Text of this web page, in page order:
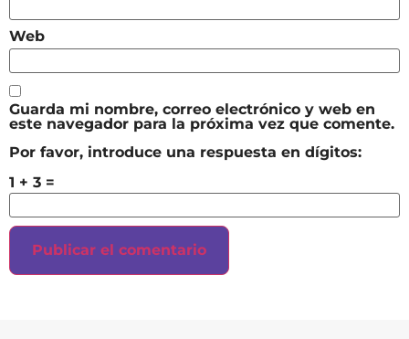
Web
Guarda mi nombre, correo electrónico y web en
este navegador para la próxima vez que comente.
Por favor, introduce una respuesta en dígitos:
1 + 3 =